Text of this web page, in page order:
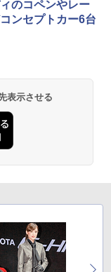
のコペンやレー
ンセプトカー6台
表示させる